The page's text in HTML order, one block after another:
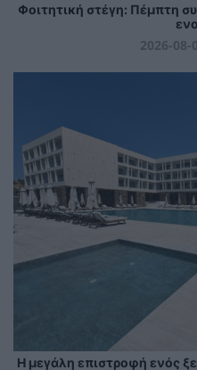
Φοιτητική στέγη: Πέμπτη
2026-08-
Η μεγάλη επιστροφή ενός